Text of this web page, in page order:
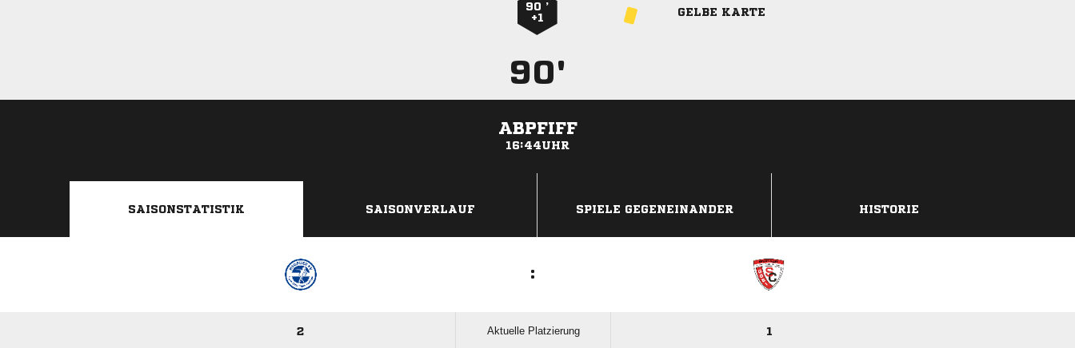
90 ’
+1
GELBE KARTE
90'
ABPFIFF
16:44UHR
SAISONSTATISTIK SAISONVERLAUF SPIELE GEGENEINANDER HISTORIE
:
2 Aktuelle Platzierung 1